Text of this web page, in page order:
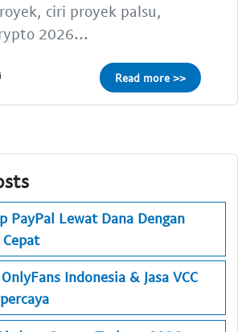
ciri proyek palsu,
2026...
Read more >>
PayPal Lewat Dana Dengan
Indonesia & Jasa VCC